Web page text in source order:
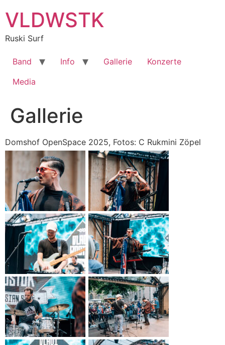
Inhalt
springen
VLDWSTK
Ruski Surf
Band Info Gallerie
Konzerte
Media
Gallerie
Domshof OpenSpace 2025, Fotos: C Rukmini Zöpel